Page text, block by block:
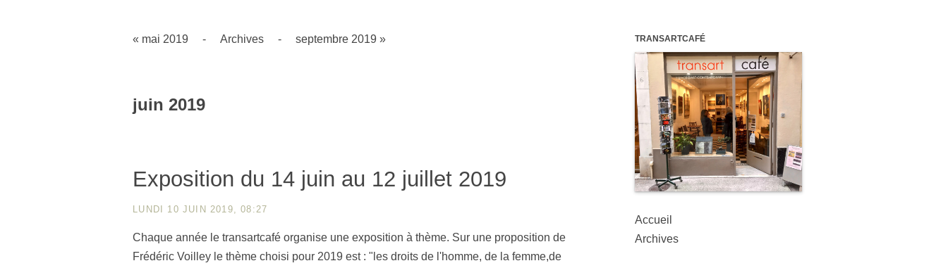
« mai 2019 - Archives - septembre 2019 »
juin 2019
Exposition du 14 juin au 12 juillet 2019
LUNDI 10 JUIN 2019, 08:27
Chaque année le transartcafé organise une exposition à thème. Sur une proposition de
Frédéric Voilley le thème choisi pour 2019 est : "les droits de l'homme, de la femme,de
TRANSARTCAFÉ
Accueil
Archives